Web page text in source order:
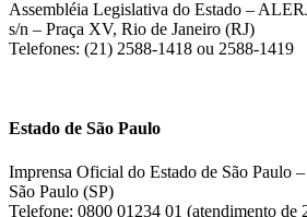
Assembléia Legislativa do Estado –
s/n – Praça XV, Rio de Janeiro (RJ)
Telefones: (21) 2588-1418 ou 2588-1419
Estado de São Paulo
Imprensa Oficial do Estado de São Paulo
São Paulo (SP)
Telefone: 0800 01234 01 (atendimento de